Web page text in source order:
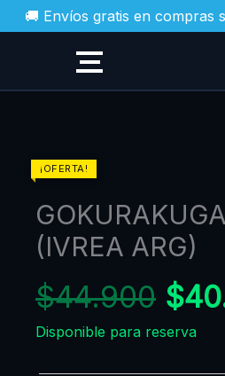
🚚 Envíos gratis en compras
al
¡OFERTA!
(IVREA ARG)
$44.900
era:
$
Disponible para reserva
GOKURAKUGAI
N.02
(IVREA
ARG)
cantidad